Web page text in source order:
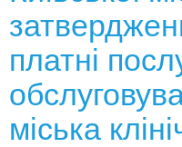
платні
міська